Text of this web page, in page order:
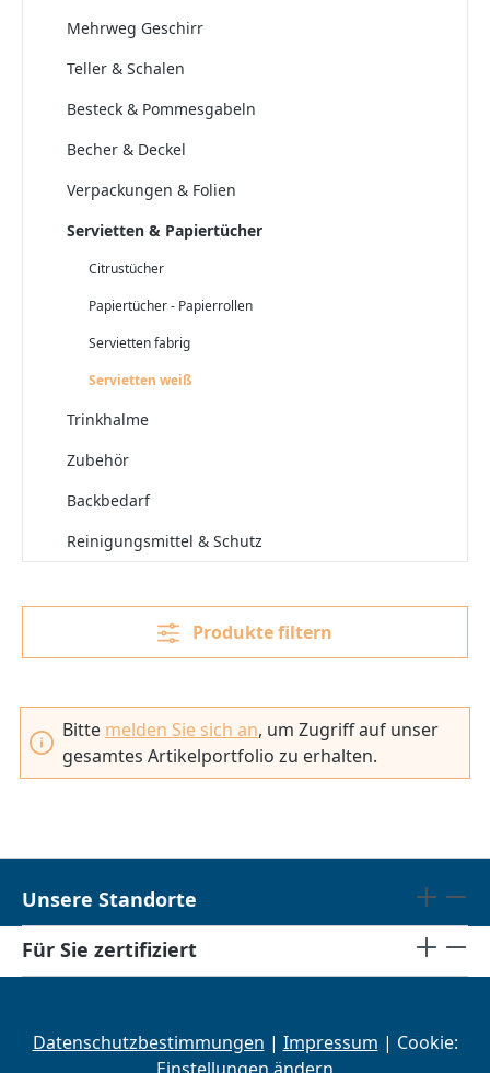
Mehrweg Geschirr
Teller & Schalen
Besteck & Pommesgabeln
Becher & Deckel
Verpackungen & Folien
Servietten & Papiertücher
Citrustücher
Papiertücher - Papierrollen
Servietten fabrig
Servietten weiß
Trinkhalme
Zubehör
Backbedarf
Reinigungsmittel & Schutz
Produkte filtern
Bitte melden Sie sich an, um Zugriff auf unser
gesamtes Artikelportfolio zu erhalten.
Unsere Standorte
Für Sie zertifiziert
Datenschutzbestimmungen | Impressum | Cookie: